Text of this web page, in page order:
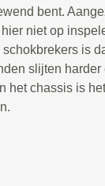
bent.
niet op
is
slijten
het chassis is